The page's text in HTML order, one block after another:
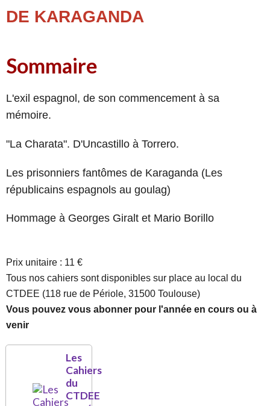
DE KARAGANDA
Sommaire
L'exil espagnol, de son commencement à sa
mémoire.
"La Charata". D'Uncastillo à Torrero.
Les prisonniers fantômes de Karaganda (Les
républicains espagnols au goulag)
Hommage à Georges Giralt et Mario Borillo
Prix unitaire : 11 €
Tous nos cahiers sont disponibles sur place au local du
CTDEE (118 rue de Périole, 31500 Toulouse)
Vous pouvez vous abonner pour l'année en cours ou à
venir
Les
Cahiers
du
CTDEE